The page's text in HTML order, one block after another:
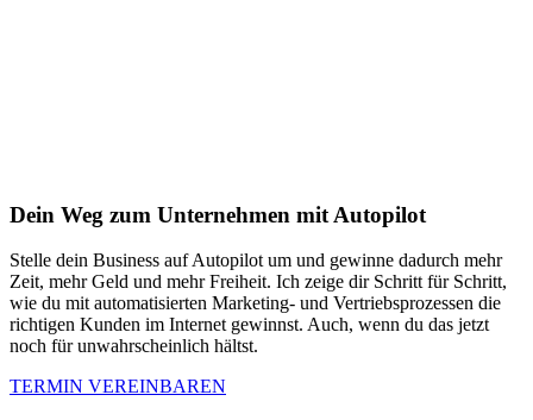
Dein Weg zum Unternehmen mit Autopilot
Stelle dein Business auf Autopilot um und gewinne dadurch mehr
Zeit, mehr Geld und mehr Freiheit. Ich zeige dir Schritt für Schritt,
wie du mit automatisierten Marketing- und Vertriebsprozessen die
richtigen Kunden im Internet gewinnst. Auch, wenn du das jetzt
noch für unwahrscheinlich hältst.
TERMIN VEREINBAREN